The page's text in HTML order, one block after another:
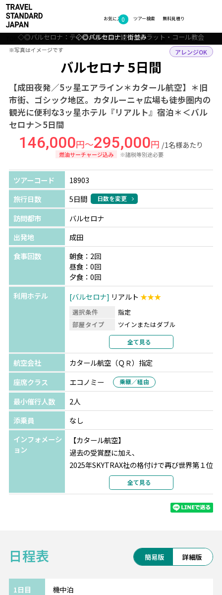
お気に入り
0 無料見積り
ツアー検索
ヨーロッパ スペイン バルセロナ ツアー詳細
バルセロナ 5日間
【成田夜発／5ッ星エアライン＊カタール航空】＊旧
市街、ゴシック地区。カタルーニャ広場も徒歩圏内の
観光に便利な3ッ星ホテル『リアルト』宿泊＊＜バル
セロナ＞5日間
アレンジOK
146,000円～295,000円 /1名様あたり
燃油サーチャージ込み ※諸税等別途必要
◇◎バルセロナ：夕暮れの港
◇◎バルセロナ：街並み
◇◎バルセロナ：ティビダボの丘に建つサグラット・コール教会
◇◎バルセロナ：街並み
フォトギャラリー
※写真はイメージです
※写真はイメージです
ツアーコード
18903
旅行日数
5日間 日数を変更
訪問都市
バルセロナ
出発地
成田
食事回数
朝食：2回
昼食：0回
夕食：0回
利用ホテル
バルセロナ リアルト ★★★
選択条件
指定
部屋タイプ
ツインまたはダブル
2名1室利用
部屋カテゴリ
全て見る
航空会社
カタール航空（ＱＲ）指定
座席クラス
エコノミー 乗継／経由
最小催行人数
2人
添乗員
なし
インフォメーシ
ョン
【カタール航空】
過去の受賞歴に加え、
2025年SKYTRAX社の格付けで再び世界第１位
に輝いたカタール航空。
最新鋭の機材、最高の機内サービス、一流シ
最先端のエンターテインメントをお楽しみく
《バルセロナ/Barcelona》━━・・
て、多くの観光客が訪れます。
全て見る
日程表 簡易版 詳細版
1日目 機中泊